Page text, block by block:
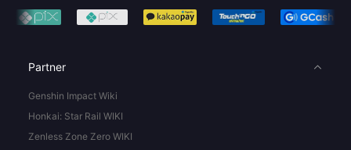
Partner
Genshin Impact Wiki
Honkai: Star Rail WIKI
Zenless Zone Zero WIKI